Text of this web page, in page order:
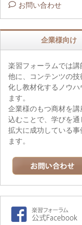
お問い合わせ
企業様向け
楽習フォーラムでは講
他に、コンテンツの技
化し教材化するノウハ
ます。
企業様のもつ商材を講
込むことで、学びを通
拡大に成功している事
ます。